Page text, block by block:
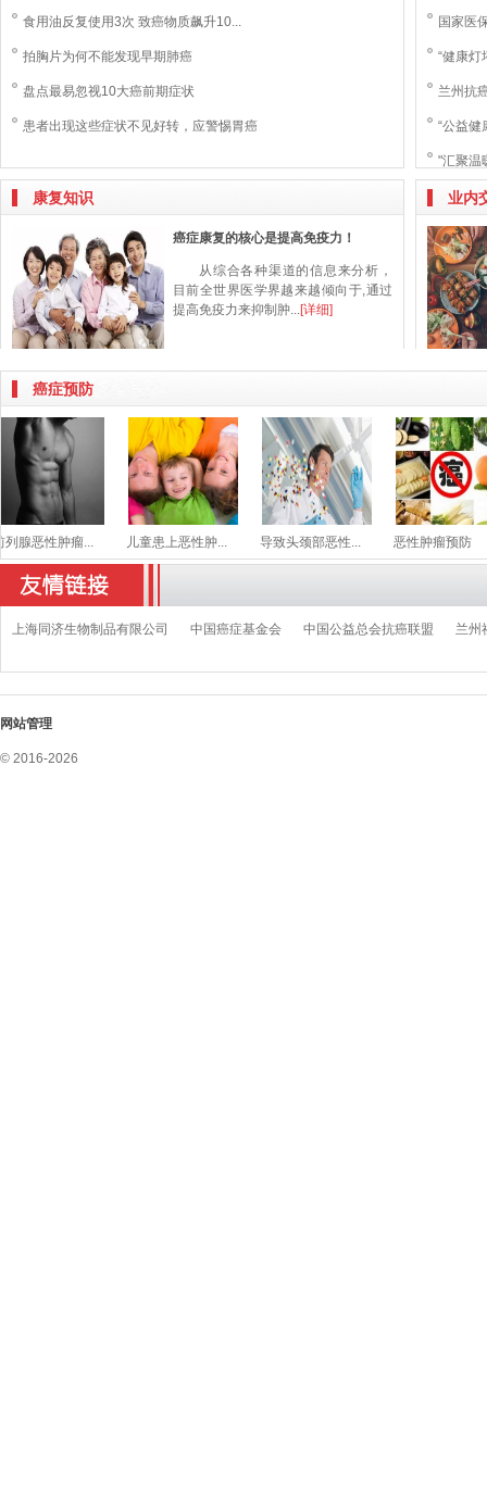
食用油反复使用3次 致癌物质飙升10...
拍胸片为何不能发现早期肺癌
盘点最易忽视10大癌前期症状
患者出现这些症状不见好转，应警惕胃癌
康复知识
癌症康复的核心是提高免疫力！
从综合各种渠道的信息来分析，
目前全世界医学界越来越倾向于,通过
提高免疫力来抑制肿...[详细]
国家医
“健康
兰州抗
“公益健
"汇聚温
业内
癌症预防
恶性肿瘤... 儿童患上恶性肿... 导致头颈部恶性... 恶性肿瘤预防
上海同济生物制品有限公司 中国癌症基金会 中国公益总会抗癌联盟 兰州
网站管理
© 2016-2026